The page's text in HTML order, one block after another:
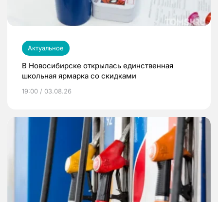
Актуальное
В Новосибирске открылась единственная
школьная ярмарка со скидками
19:00 / 03.08.26